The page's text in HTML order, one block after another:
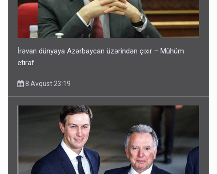
İrəvan dünyaya Azərbaycan üzərindən çıxır – Mühüm
etiraf
8 Avqust 23:19